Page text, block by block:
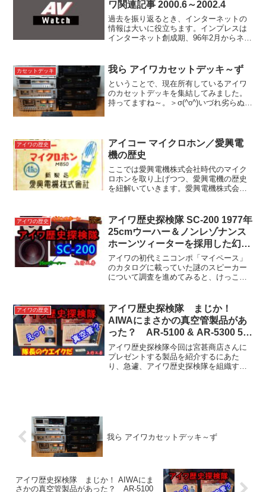
ワ関連記事 2000.6～2002.4
過去を振り返るとき、インターネットの
情報は大いに役立ちます。インプレスは
インターネット創成期、96年2月からネッ
はじめたのは、Microsoft Windows95の
発...
カセットデッキ 我ら アイワカセットデッキ～ず
ということで、現在所有しているアイワ
のカセットデッキを集結してみました。
持ってますね～。＞σ(^o^)いづれ劣らぬツ
から...
アイワの歴史
アイコー マイクロホン／愛興電
機の歴史
ここでは愛興電機株式会社時代のマイク
ロホンを取り上げつつ、愛興電機の歴史
を紐解いていきます。愛興電機株式会社
を使いはじめていますが、それ以前は自
社製マイクを「アイコーマ...
アイワの歴史
アイワ歴史探検隊 SC-200 1977年
25cmウーハー＆ノンレゾナンス
ホーンツィーターを採用した幻の
本格派スピーカー – 上行工房
アイワの初代ミニコンポ「マイペース」
のカタログに載っていた謎のスピーカー
について調査を進めてみると、けっこう
ため、同時期のスピーカー「Technics
SB-X1」「S...
アイワの歴史
アイワ歴史探検隊 まじか！
AIWAにまさかの真空管製品があ
った？ AR-5100 & AR-5300 5球
スーパーラジオ そして宮甚商店
さんへ – 上行工房
アイワ歴史探検隊今回は宮甚商店さんに
プレゼントする製品を紹介するにあた
り、急遽、アイワ歴史探検隊を組織する
我ら アイワカセットデッキ～ず
アイワ歴史探検隊 まじか！ AIWAにま
さかの真空管製品があった？ AR-5100